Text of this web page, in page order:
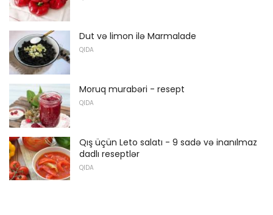
Dut və limon ilə Marmalade
QIDA
Moruq murabəri - resept
QIDA
Qış üçün Leto salatı - 9 sadə və inanılmaz
dadlı reseptlər
QIDA